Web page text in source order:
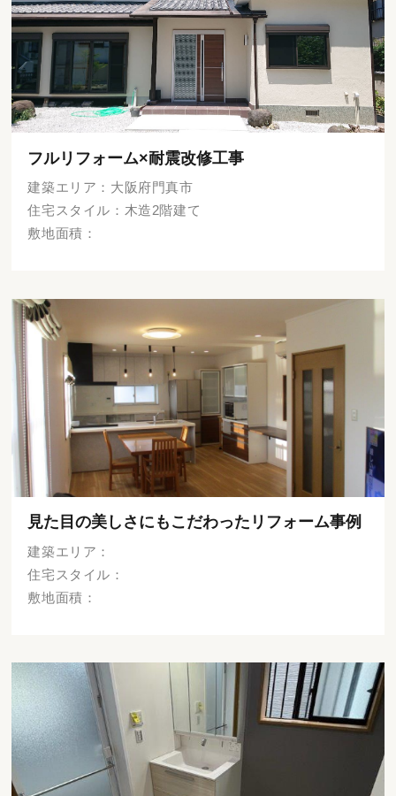
フルリフォーム×耐震改修工事
建築エリア：大阪府門真市
住宅スタイル：木造2階建て
敷地面積：
見た目の美しさにもこだわったリフォーム事例
建築エリア：
住宅スタイル：
敷地面積：